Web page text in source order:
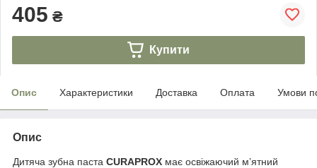
405 ₴
Купити
Опис Характеристики Доставка Оплата Умови
Опис
Дитяча зубна паста CURAPROX має освіжаючий м’ятний